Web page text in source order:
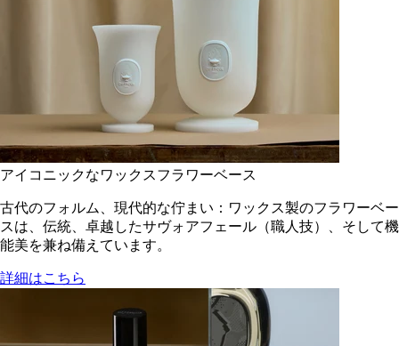
アイコニックなワックスフラワーベース
古代のフォルム、現代的な佇まい：ワックス製のフラワーベー
スは、伝統、卓越したサヴォアフェール（職人技）、そして機
能美を兼ね備えています。
詳細はこちら